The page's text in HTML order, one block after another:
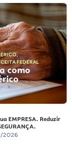
,
FEDERAL
como
EMPRESA. Reduzir
2026